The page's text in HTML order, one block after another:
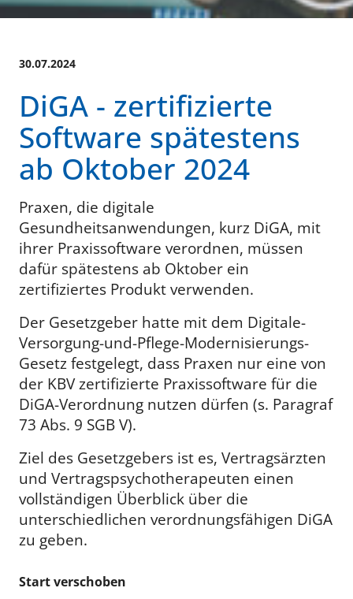
30.07.2024
DiGA - zertifizierte
Software spätestens
ab Oktober 2024
Praxen, die digitale
Gesundheitsanwendungen, kurz DiGA, mit
ihrer Praxissoftware verordnen, müssen
dafür spätestens ab Oktober ein
zertifiziertes Produkt verwenden.
Der Gesetzgeber hatte mit dem Digitale-
Versorgung-und-Pflege-Modernisierungs-
Gesetz festgelegt, dass Praxen nur eine von
der KBV zertifizierte Praxissoftware für die
DiGA-Verordnung nutzen dürfen (s. Paragraf
73 Abs. 9 SGB V).
Ziel des Gesetzgebers ist es, Vertragsärzten
und Vertragspsychotherapeuten einen
vollständigen Überblick über die
unterschiedlichen verordnungsfähigen DiGA
zu geben.
Start verschoben